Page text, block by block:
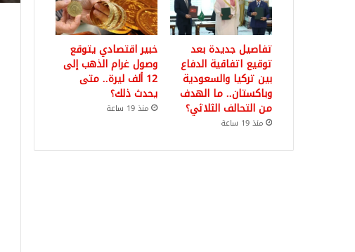
تفاصيل جديدة بعد
توقيع اتفاقية الدفاع
بين تركيا والسعودية
وباكستان.. ما الهدف
من التحالف الثلاثي؟
منذ 19 ساعة
خبير اقتصادي يتوقع
وصول غرام الذهب إلى
12 ألف ليرة.. متى
يحدث ذلك؟
منذ 19 ساعة